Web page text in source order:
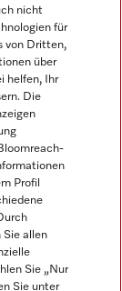
nicht
für
von Dritten,
über
helfen, Ihr
Die
Profil
Sie allen
Sie „Nur
Sie unter